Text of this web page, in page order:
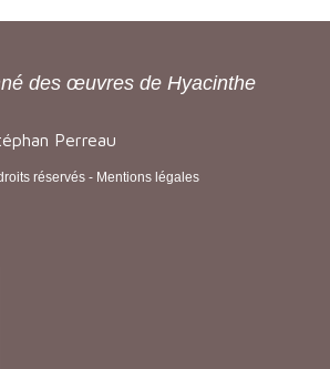
des œuvres de Hyacinthe
Perreau
réservés - Mentions légales